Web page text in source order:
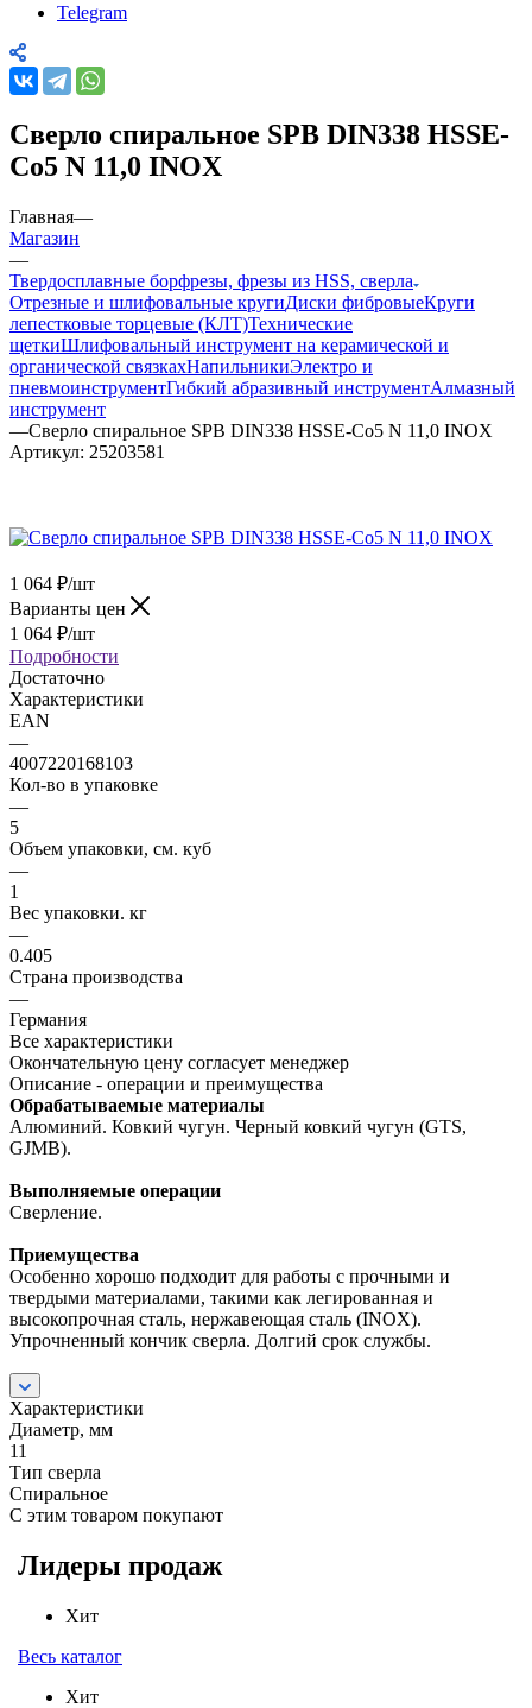
Telegram
Сверло спиральное SPB DIN338 HSSE-
Co5 N 11,0 INOX
Главная—
Магазин
—
Твердосплавные борфрезы, фрезы из HSS, сверла
Отрезные и шлифовальные кругиДиски фибровыеКруги
лепестковые торцевые (КЛТ)Технические
щеткиШлифовальный инструмент на керамической и
органической связкахНапильникиЭлектро и
пневмоинструментГибкий абразивный инструментАлмазный
инструмент
—Сверло спиральное SPB DIN338 HSSE-Co5 N 11,0 INOX
Артикул: 25203581
1 064 ₽/шт
Варианты цен
1 064 ₽/шт
Подробности
Достаточно
Характеристики
EAN
—
4007220168103
Кол-во в упаковке
—
5
Объем упаковки, см. куб
—
1
Вес упаковки. кг
—
0.405
Страна производства
—
Германия
Все характеристики
Окончательную цену согласует менеджер
Описание - операции и преимущества
Обрабатываемые материалы
Алюминий. Ковкий чугун. Черный ковкий чугун (GTS,
GJMB).
Выполняемые операции
Сверление.
Приемущества
Особенно хорошо подходит для работы с прочными и
твердыми материалами, такими как легированная и
высокопрочная сталь, нержавеющая сталь (INOX).
Упрочненный кончик сверла. Долгий срок службы.
Характеристики
Диаметр, мм
11
Тип сверла
Спиральное
С этим товаром покупают
Лидеры продаж
Хит
Весь каталог
Хит